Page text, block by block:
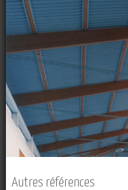
Autres références